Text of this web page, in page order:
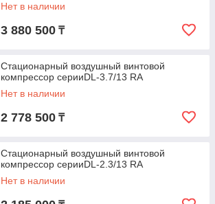
Нет в наличии
3 880 500 ₸
Стационарный воздушный винтовой
компрессор серииDL-3.7/13 RA
Нет в наличии
2 778 500 ₸
Стационарный воздушный винтовой
компрессор серииDL-2.3/13 RA
Нет в наличии